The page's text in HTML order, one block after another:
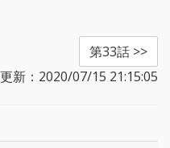
第33話 >>
新：2020/07/15 21:15:05